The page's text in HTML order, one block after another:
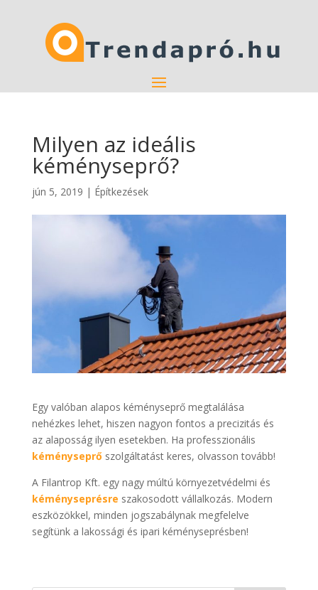
Milyen az ideális
kéményseprő?
jún 5, 2019 | Építkezések
Egy valóban alapos kéményseprő megtalálása
nehézkes lehet, hiszen nagyon fontos a precizitás és
az alaposság ilyen esetekben. Ha professzionális
kéményseprőszolgáltatást keres, olvasson tovább!
A Filantrop Kft. egy nagy múltú környezetvédelmi és
kéményseprésre szakosodott vállalkozás. Modern
eszközökkel, minden jogszabálynak megfelelve
segítünk a lakossági és ipari kéményseprésben!